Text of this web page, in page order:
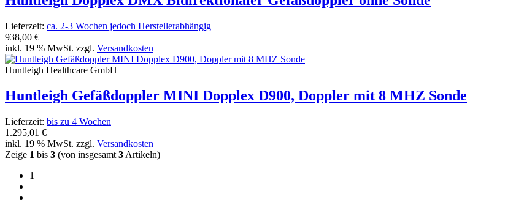
Lieferzeit: ca. 2-3 Wochen jedoch Herstellerabhängig
938,00 €
inkl. 19 % MwSt. zzgl. Versandkosten
Huntleigh Healthcare GmbH
Huntleigh Gefäßdoppler MINI Dopplex D900, Doppler mit 8 MHZ Sonde
Lieferzeit: bis zu 4 Wochen
1.295,01 €
inkl. 19 % MwSt. zzgl. Versandkosten
Zeige 1 bis 3 (von insgesamt 3 Artikeln)
1